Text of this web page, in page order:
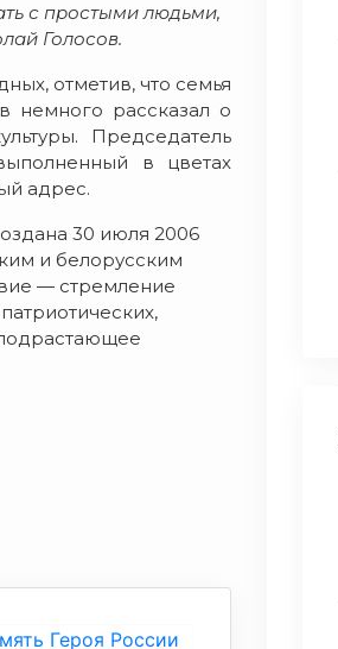
с простыми людьми,
Голосов.
отметив, что семья
немного рассказал о
Председатель
в цветах
адрес.
30 июля 2006
и белорусским
— стремление